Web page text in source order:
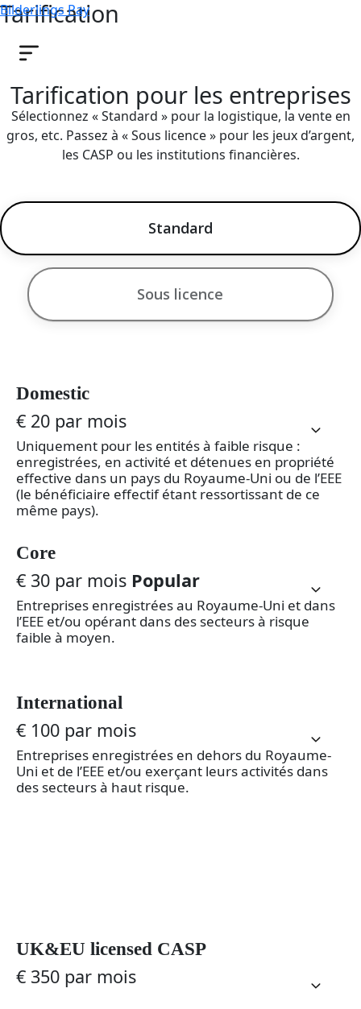
Bilderlings Pay
Tarification
Tarification pour les entreprises
Sélectionnez « Standard » pour la logistique, la vente en
gros, etc. Passez à « Sous licence » pour les jeux d’argent,
les CASP ou les institutions financières.
Standard
Sous licence
Domestic
€ 20 par mois
Uniquement pour les entités à faible risque :
enregistrées, en activité et détenues en propriété
effective dans un pays du Royaume-Uni ou de l’EEE
(le bénéficiaire effectif étant ressortissant de ce
même pays).
Core
€ 30 par mois Popular
Entreprises enregistrées au Royaume-Uni et dans
l’EEE et/ou opérant dans des secteurs à risque
faible à moyen.
International
€ 100 par mois
Entreprises enregistrées en dehors du Royaume-
Uni et de l’EEE et/ou exerçant leurs activités dans
des secteurs à haut risque.
UK&EU licensed CASP
€ 350 par mois